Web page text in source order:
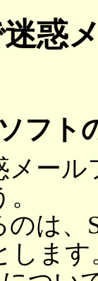
迷惑
フト
ール
は、
します